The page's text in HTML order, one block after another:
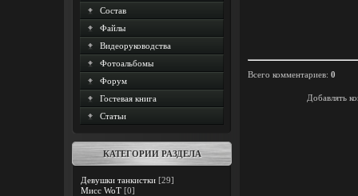
Состав
Файлы
Видеоруководства
Фотоальбомы
Форум
Гостевая книга
Статьи
КАТЕГОРИИ РАЗДЕЛА
Девушки танкистки [29]
Мисс WoT [0]
Всего комментариев: 0
Добавлять